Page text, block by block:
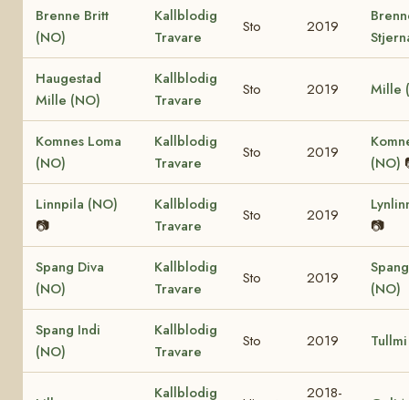
Brenne Britt
(NO)
Kallblodig
Travare
Sto 2019
Haugestad
Mille (NO)
Kallblodig
Travare
Sto 2019 Mille
Komnes Loma
(NO)
Kallblodig
Travare
Sto 2019
(NO)
Linnpila (NO)
📷
Kallblodig
Travare
Sto 2019
📷
Spang Diva
(NO)
Kallblodig
Travare
Sto 2019
(NO)
Spang Indi
(NO)
Kallblodig
Travare
Sto 2019
Kallblodig
2018-